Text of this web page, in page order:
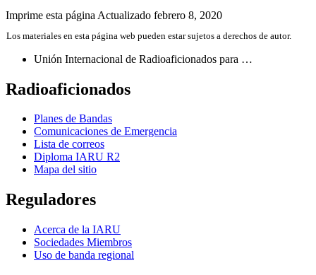
Imprime esta página Actualizado febrero 8, 2020
Los materiales en esta página web pueden estar sujetos a derechos de autor.
Unión Internacional de Radioaficionados para …
Radioaficionados
Planes de Bandas
Comunicaciones de Emergencia
Lista de correos
Diploma IARU R2
Mapa del sitio
Reguladores
Acerca de la IARU
Sociedades Miembros
Uso de banda regional